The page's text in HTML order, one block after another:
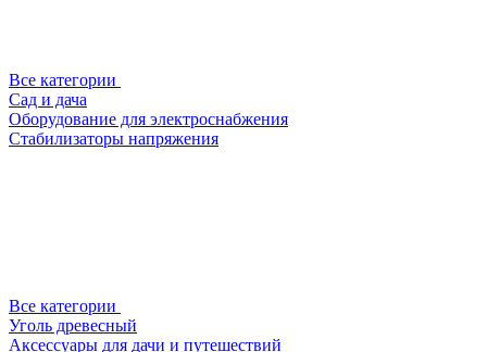
Все категории
Сад и дача
Оборудование для электроснабжения
Стабилизаторы напряжения
Все категории
Уголь древесный
Аксессуары для дачи и путешествий